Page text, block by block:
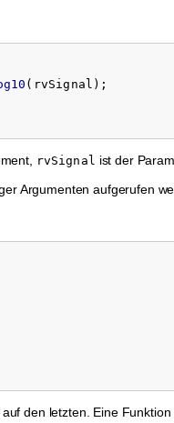
( rvSignal );
rvSignal ist der
Argumenten aufgerufen
den letzten. Eine